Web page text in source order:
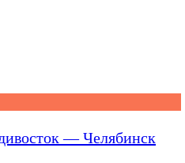
— Челябинск